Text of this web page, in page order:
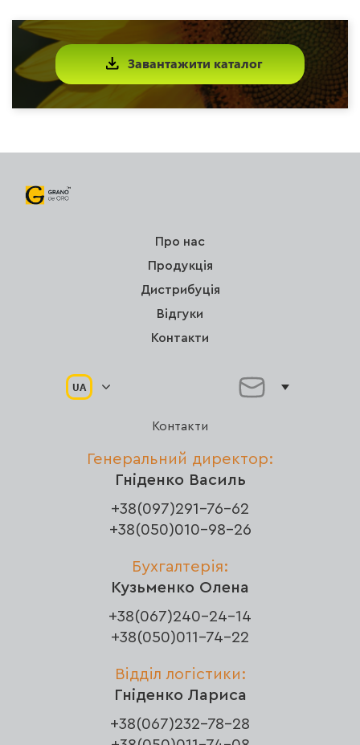
Завантажити каталог
Про нас
Продукція
Дистрибуція
Відгуки
Контакти
UA
Контакти
Генеральний директор:
Гніденко Василь
+38(097)291-76-62
+38(050)010-98-26
Бухгалтерія:
Кузьменко Олена
+38(067)240-24-14
+38(050)011-74-22
Відділ логістики:
Гніденко Лариса
+38(067)232-78-28